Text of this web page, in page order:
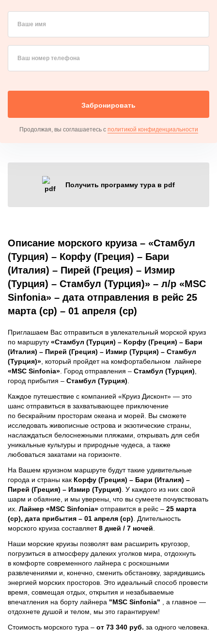
Ваше имя
Ваш номер телефона
Забронировать
Продолжая, вы соглашаетесь с политикой конфиденциальности
Получить программу тура в pdf
Описание морского круиза – «Стамбул
(Турция) – Корфу (Греция) – Бари
(Италия) – Пирей (Греция) – Измир
(Турция) – Стамбул (Турция)» – л/р «MSC
Sinfonia» – дата отправления в рейс 25
марта (ср) – 01 апреля (ср)
Приглашаем Вас отправиться в увлекательный морской круиз
по маршруту «Стамбул (Турция) – Корфу (Греция) – Бари
(Италия) – Пирей (Греция) – Измир (Турция) – Стамбул
(Турция)» , который пройдет на комфортабельном лайнере
«MSC Sinfonia» . Город отправления – Стамбул (Турция)
город прибытия – Стамбул (Турция)
Каждое путешествие с компанией «Круиз Дисконт» — это
шанс отправиться в захватывающее приключение
по бескрайним просторам океана и морей. Вы сможете
исследовать живописные острова и экзотические страны,
наслаждаться белоснежными пляжами, открывать для себя
уникальные культуры и природные чудеса, а также
любоваться закатами на горизонте.
На Вашем круизном маршруте будут такие удивительные
города и страны как Корфу (Греция) – Бари (Италия) –
Пирей (Греция) – Измир (Турция) . У каждого из них свой
шарм и обаяние, и мы уверены, что вы сумеете почувствовать
их. Лайнер «MSC Sinfonia» отправится в рейс – 25 марта
(ср), дата прибытия – 01 апреля (ср) . Длительность
морского круиза составляет8 дней / 7 ночей
Наши морские круизы позволят вам расширить кругозор,
погрузиться в атмосферу далеких уголков мира, отдохнуть
в комфорте современного лайнера с роскошными
развлечениями и, конечно, сменить обстановку, зарядившись
энергией морских просторов. Это идеальный способ провести
время, совмещая отдых, открытия и незабываемые
впечатления на борту лайнера "MSC Sinfonia"
, a главное —
отдохнете душой и телом, мы это гарантируем!
Стоимость морского тура – от 73 340 руб. за одного человека.